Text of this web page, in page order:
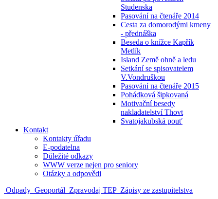
Studenska
Pasování na čtenáře 2014
Cesta za domorodými kmeny
- přednáška
Beseda o knížce Kapřík
Metlík
Island Země ohně a ledu
Setkání se spisovatelem
V.Vondruškou
Pasování na čtenáře 2015
Pohádková šipkovaná
Motivační besedy
nakladatelství Thovt
Svatojakubská pouť
Kontakt
Kontakty úřadu
E-podatelna
Důležité odkazy
WWW verze nejen pro seniory
Otázky a odpovědi
Odpady Geoportál Zpravodaj TEP Zápisy ze zastupitelstva